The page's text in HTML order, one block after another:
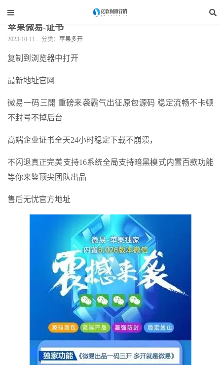
当前位置： 手机软件 > 苹果多开
苹果微易-证书
2023-10-11 分类： 苹果多开
复制到浏览器中打开
最新地址官网
微易一码三開 重磅来袭霸气出征原包源码 稳定流畅不卡顿
不封号不掉后台
高端企业证书全天24小时稳定下载不崩溃，
不闪退真正完美支持16系统全局支持暗黑模式内置百款功能
等你来鉴顶尖团队出品
售后无忧官方地址